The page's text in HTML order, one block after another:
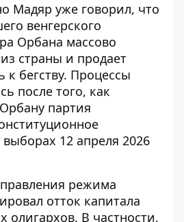
Мадяр уже говорил, что
венгерского
Орбана массово
страны и продает
к бегству. Процессы
после того, как
партия
12 апреля 2026
режима
отток капитала
олигархов. В частности,